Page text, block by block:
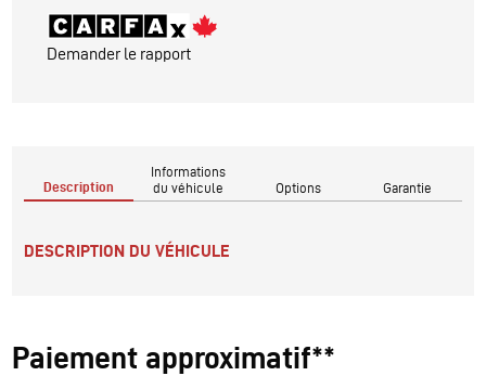
Demander le rapport
Description
Informations
du véhicule
Options Garantie
DESCRIPTION DU VÉHICULE
Paiement approximatif**